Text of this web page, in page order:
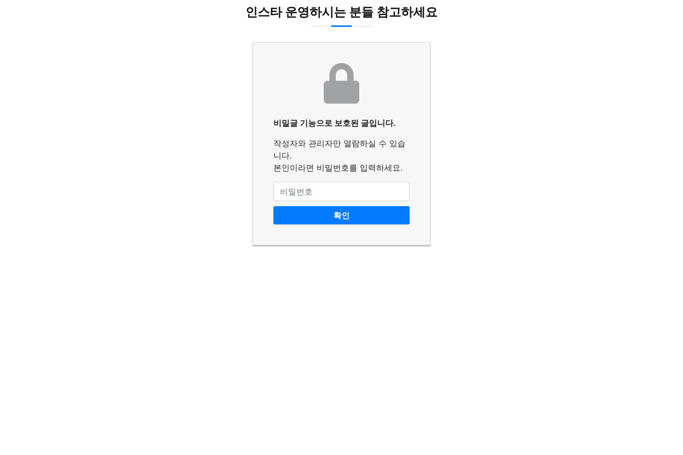
인스타 운영하시는 분들 참고하세요
비밀글 기능으로 보호된 글입니다.
작성자와 관리자만 열람하실 수 있습
니다.
본인이라면 비밀번호를 입력하세요.